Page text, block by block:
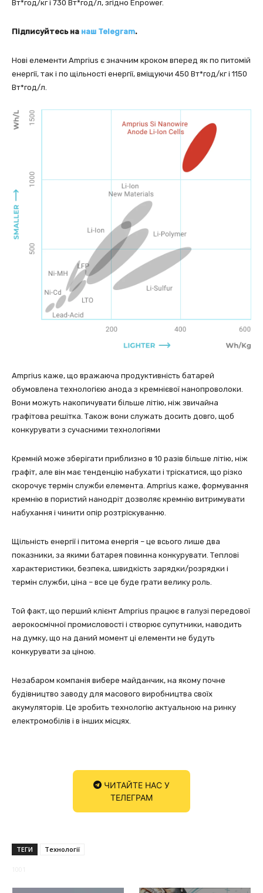
Вт*год/кг і 730 Вт*год/л, згідно Enpower.
Підписуйтесь на наш Telegram.
Нові елементи Amprius є значним кроком вперед як по питомій
енергії, так і по щільності енергії, вміщуючи 450 Вт*год/кг і 1150
Вт*год/л.
Amprius каже, що вражаюча продуктивність батарей
обумовлена технологією анода з кремнієвої нанопроволоки.
Вони можуть накопичувати більше літію, ніж звичайна
графітова решітка. Також вони служать досить довго, щоб
конкурувати з сучасними технологіями
Кремній може зберігати приблизно в 10 разів більше літію, ніж
графіт, але він має тенденцію набухати і тріскатися, що різко
скорочує термін служби елемента. Amprius каже, формування
кремнію в пористий нанодріт дозволяє кремнію витримувати
набухання і чинити опір розтріскуванню.
Щільність енергії і питома енергія – це всього лише два
показники, за якими батарея повинна конкурувати. Теплові
характеристики, безпека, швидкість зарядки/розрядки і
термін служби, ціна – все це буде грати велику роль.
Той факт, що перший клієнт Amprius працює в галузі передової
аерокосмічної промисловості і створює супутники, наводить
на думку, що на даний момент ці елементи не будуть
конкурувати за ціною.
Незабаром компанія вибере майданчик, на якому почне
будівництво заводу для масового виробництва своїх
акумуляторів. Це зробить технологію актуальною на ринку
електромобілів і в інших місцях.
ЧИТАЙТЕ НАС У
ТЕЛЕГРАМ
ТЕГИ Технології